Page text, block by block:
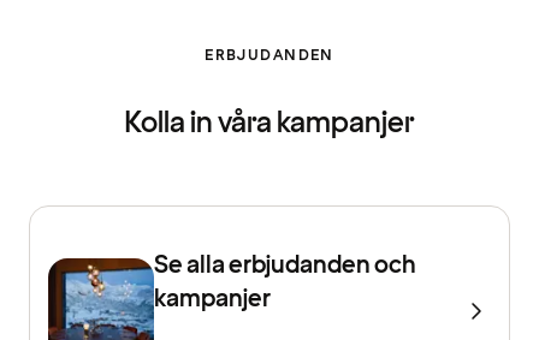
ERBJUDANDEN
Kolla in våra kampanjer
Se alla erbjudanden och
kampanjer